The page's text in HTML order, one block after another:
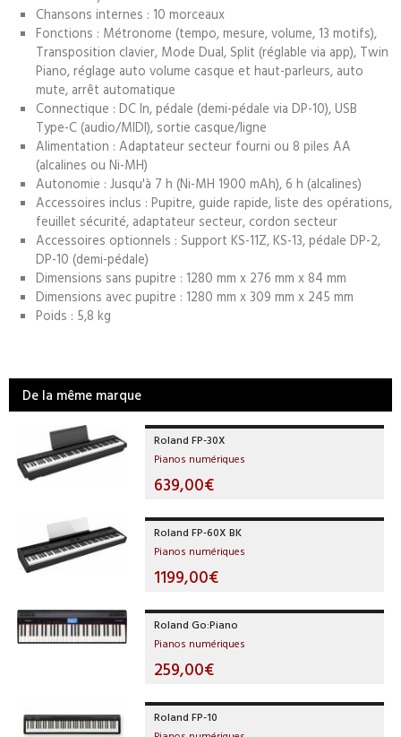
Chansons internes : 10 morceaux
Fonctions : Métronome (tempo, mesure, volume, 13 motifs),
Transposition clavier, Mode Dual, Split (réglable via app), Twin
Piano, réglage auto volume casque et haut-parleurs, auto
mute, arrêt automatique
Connectique : DC In, pédale (demi-pédale via DP-10), USB
Type-C (audio/MIDI), sortie casque/ligne
Alimentation : Adaptateur secteur fourni ou 8 piles AA
(alcalines ou Ni-MH)
Autonomie : Jusqu'à 7 h (Ni-MH 1900 mAh), 6 h (alcalines)
Accessoires inclus : Pupitre, guide rapide, liste des opérations,
feuillet sécurité, adaptateur secteur, cordon secteur
Accessoires optionnels : Support KS-11Z, KS-13, pédale DP-2,
DP-10 (demi-pédale)
Dimensions sans pupitre : 1280 mm x 276 mm x 84 mm
Dimensions avec pupitre : 1280 mm x 309 mm x 245 mm
Poids : 5,8 kg
De la même marque
Roland FP-30X
Pianos numériques
639,00€
Roland FP-60X BK
Pianos numériques
1199,00€
Roland Go:Piano
Pianos numériques
259,00€
Roland FP-10